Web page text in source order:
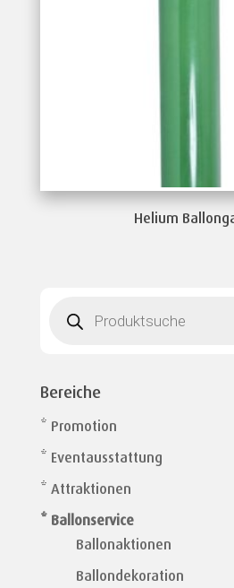
Helium
search
Bereiche
* Promotion
* Eventausstattung
* Attraktionen
* Ballonservice
Ballonaktionen
Ballondekoration